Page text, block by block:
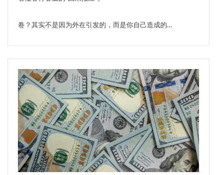
卷？其实不是因为外在引发的，而是你自己造成的…